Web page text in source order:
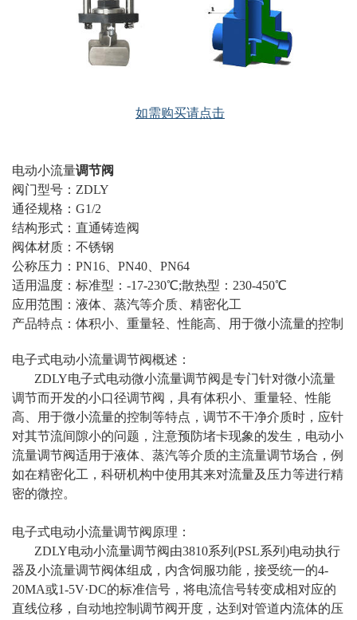
如需购买请点击
电动小流量调节阀
阀门型号：ZDLY
通径规格：G1/2
结构形式：直通铸造阀
阀体材质：不锈钢
公称压力：PN16、PN40、PN64
适用温度：标准型：-17-230℃;散热型：230-450℃
应用范围：液体、蒸汽等介质、精密化工
产品特点：体积小、重量轻、性能高、用于微小流量的控制
电子式电动小流量调节阀概述：
ZDLY电子式电动微小流量调节阀是专门针对微小流量
调节而开发的小口径调节阀，具有体积小、重量轻、性能
高、用于微小流量的控制等特点，调节不干净介质时，应针
对其节流间隙小的问题，注意预防堵卡现象的发生，电动小
流量调节阀适用于液体、蒸汽等介质的主流量调节场合，例
如在精密化工，科研机构中使用其来对流量及压力等进行精
密的微控。
电子式电动小流量调节阀原理：
ZDLY电动小流量调节阀由3810系列(PSL系列)电动执行
器及小流量调节阀体组成，内含饲服功能，接受统一的4-
20MA或1-5V·DC的标准信号，将电流信号转变成相对应的
直线位移，自动地控制调节阀开度，达到对管道内流体的压